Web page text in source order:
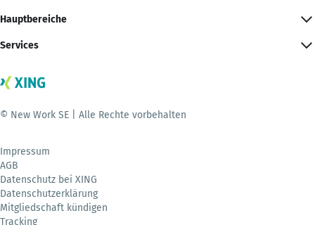
Hauptbereiche
Services
© New Work SE | Alle Rechte vorbehalten
Impressum
AGB
Datenschutz bei XING
Datenschutzerklärung
Mitgliedschaft kündigen
Tracking